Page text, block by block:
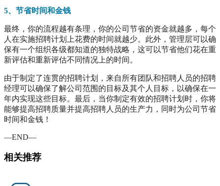
5、节省时间和金钱
最终，你的流程越有条理，你的公司节省的资金就越多，每个
人在实施招聘计划上花费的时间就越少。此外，管理层可以确
保有一个组织各级都知道的独特战略，这可以节省他们花在重
新评估和重新评估不同情况上的时间。
由于制定了连贯的招聘计划，来自所有团队和招聘人员的招聘
经理可以确保了解公司范围的目标及其个人目标，以确保在一
年内实现这些目标。最后，当你制定有效的招聘计划时，你将
能够提高招聘质量并提高招聘人员的生产力，同时为公司节省
时间和金钱！
—END—
相关推荐